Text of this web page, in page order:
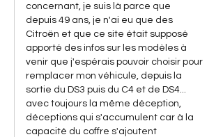
concernant, je suis là parce que
depuis 49 ans, je n'ai eu que des
Citroën et que ce site était supposé
apporté des infos sur les modèles à
venir que j'espérais pouvoir choisir pour
remplacer mon véhicule, depuis la
sortie du DS3 puis du C4 et de DS4...
avec toujours la même déception,
déceptions qui s'accumulent car à la
capacité du coffre s'ajoutent